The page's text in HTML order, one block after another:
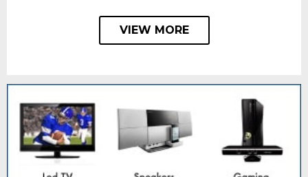
VIEW MORE